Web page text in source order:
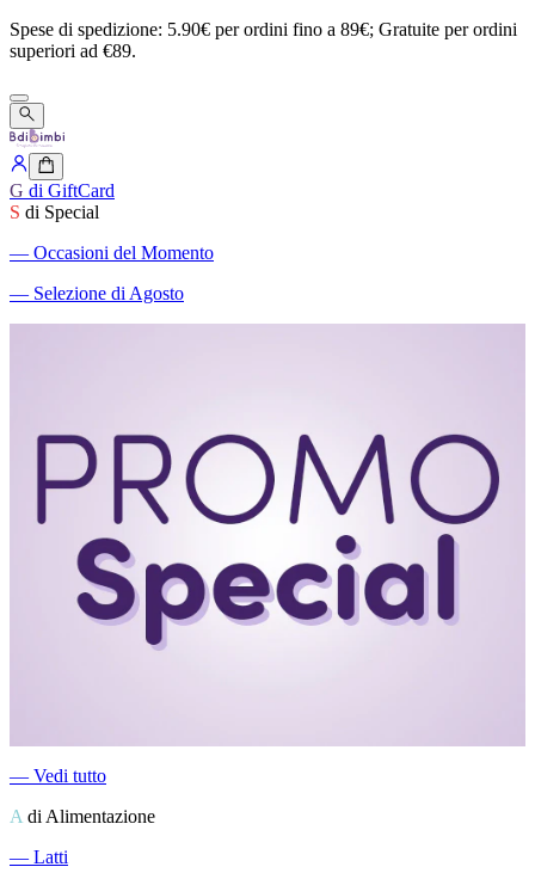
Spese di spedizione: 5.90€ perordini fino a 89€; Gratuite perordini
superiori ad €89.
G di GiftCard
S di Special
― Occasioni del Momento
― Selezione di Agosto
― Vedi tutto
A di Alimentazione
― Latti